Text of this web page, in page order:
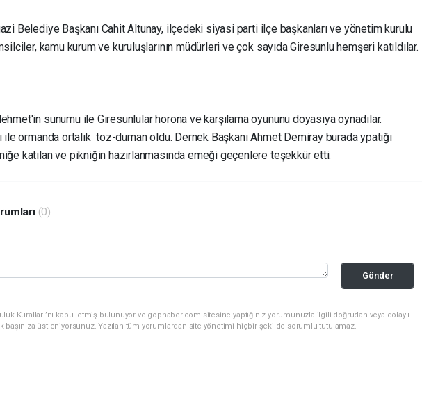
Belediye Başkanı Cahit Altunay, ilçedeki siyasi parti ilçe başkanları ve yönetim kurulu
kamu kurum ve kuruluşlarının müdürleri ve çok sayıda Giresunlu hemşeri katıldılar.
sunumu ile Giresunlular horona ve karşılama oyununu doyasıya oynadılar.
ile ormanda ortalık toz-duman oldu. Dernek Başkanı Ahmet Demiray burada ypatığı
katılan ve pikniğin hazırlanmasında emeği geçenlere teşekkür etti.
(0)
Gönder
Kuralları’nı kabul etmiş bulunuyor ve gophaber.com sitesine yaptığınız yorumunuzla ilgili doğrudan veya dolaylı
başınıza üstleniyorsunuz. Yazılan tüm yorumlardan site yönetimi hiçbir şekilde sorumlu tutulamaz.